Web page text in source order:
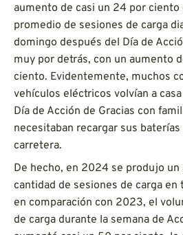
aumento de casi un 24 por ciento
promedio de sesiones de carga
domingo después del Día de
muy por detrás, con un aumento
ciento. Evidentemente, muchos
vehículos eléctricos volvían a
Día de Acción de Gracias con
necesitaban recargar sus
carretera.
De hecho, en 2024 se produjo
cantidad de sesiones de carga en
en comparación con 2023, el
de carga durante la semana de